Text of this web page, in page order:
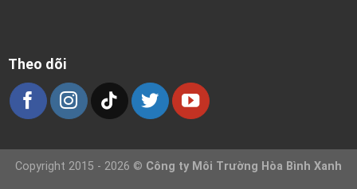
Theo dõi
Copyright 2015 - 2026 © Công ty Môi Trường Hòa Bình Xanh